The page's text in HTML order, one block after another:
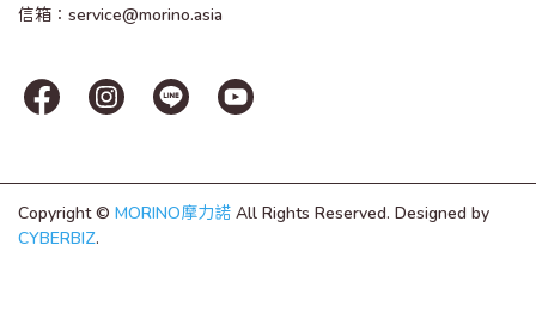
信箱：service@morino.asia
Copyright © MORINO摩力諾 All Rights Reserved. Designed by
CYBERBIZ.